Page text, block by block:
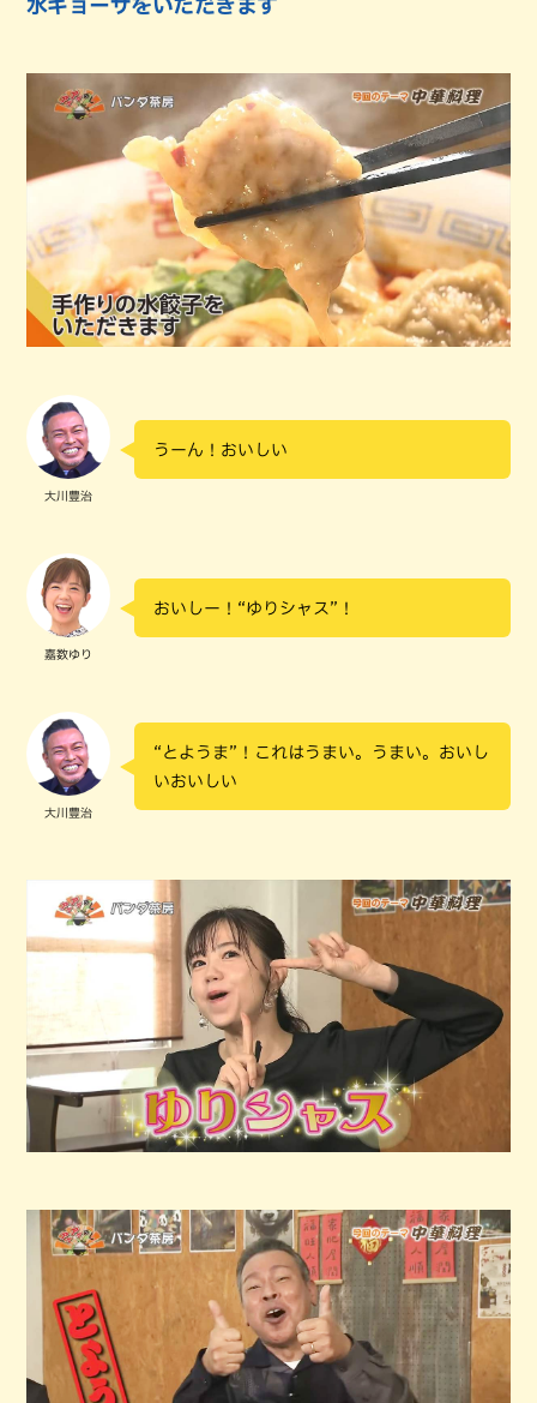
水ギョーザをいただきます
大川豊治
うーん！おいしい
嘉数ゆり
おいしー！“ゆりシャス”！
大川豊治
“とようま”！これはうまい。うまい。おいし
いおいしい